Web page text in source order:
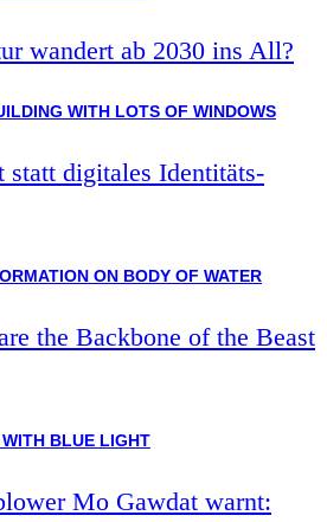
wandert ab 2030 ins All?
statt digitales Identitäts-
the Backbone of the Beast
Mo Gawdat warnt: